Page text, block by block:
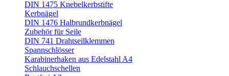
DIN 1475 Knebelkerbstifte
Kerbnägel
DIN 1476 Halbrundkerbnägel
Zubehör für Seile
DIN 741 Drahtseilklemmen
Spannschlösser
Karabinerhaken aus Edelstahl A4
Schlauchschellen